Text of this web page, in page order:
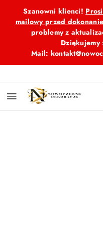
Przejdź do treści
Przejdź do
Przejdź do moje
Przejdź do menu
Przejdź do opisu
Przejdź do stopki
Szanowni klienci!
mailowy przed
problemy z
Dziękujemy
Mail: